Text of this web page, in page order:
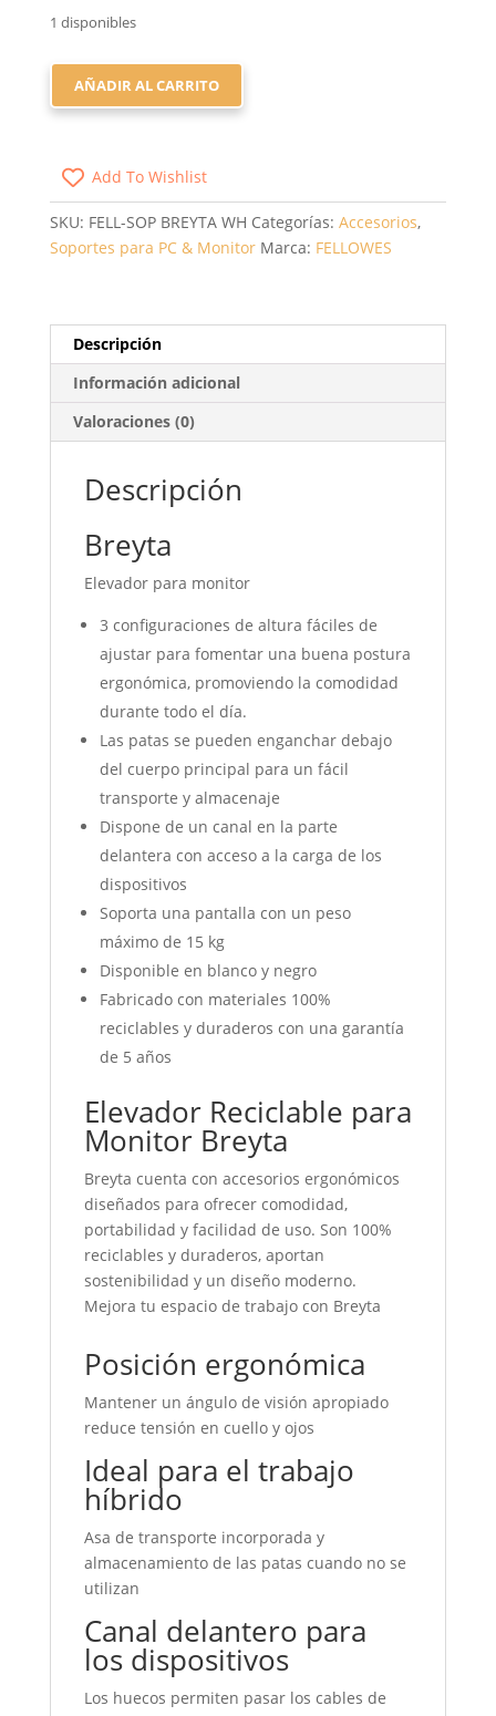
1 disponibles
SOPORTE
BREYTA/
HASTA
15KG
CANTIDAD
AÑADIR AL CARRITO
Add To Wishlist
SKU: FELL-SOP BREYTA WH Categorías: Accesorios,
Soportes para PC & Monitor Marca: FELLOWES
Descripción
Información adicional
Valoraciones (0)
Descripción
Breyta
Elevador para monitor
3 configuraciones de altura fáciles de
ajustar para fomentar una buena postura
ergonómica, promoviendo la comodidad
durante todo el día.
Las patas se pueden enganchar debajo
del cuerpo principal para un fácil
transporte y almacenaje
Dispone de un canal en la parte
delantera con acceso a la carga de los
dispositivos
Soporta una pantalla con un peso
máximo de 15 kg
Disponible en blanco y negro
Fabricado con materiales 100%
reciclables y duraderos con una garantía
de 5 años
Elevador Reciclable para
Monitor Breyta
Breyta cuenta con accesorios ergonómicos
diseñados para ofrecer comodidad,
portabilidad y facilidad de uso. Son 100%
reciclables y duraderos, aportan
sostenibilidad y un diseño moderno.
Mejora tu espacio de trabajo con Breyta
Posición ergonómica
Mantener un ángulo de visión apropiado
reduce tensión en cuello y ojos
Ideal para el trabajo
híbrido
Asa de transporte incorporada y
almacenamiento de las patas cuando no se
utilizan
Canal delantero para
los dispositivos
Los huecos permiten pasar los cables de